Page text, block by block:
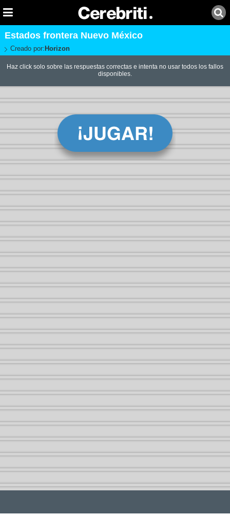
Estados frontera Nuevo México
Creado por: Horizon
Haz click solo sobre las respuestas correctas e intenta no usar todos los fallos
disponibles.